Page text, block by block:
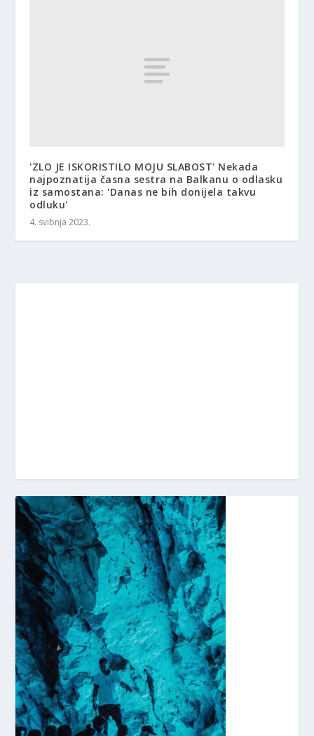
'ZLO JE ISKORISTILO MOJU SLABOST' Nekada
najpoznatija časna sestra na Balkanu o odlasku
iz samostana: 'Danas ne bih donijela takvu
odluku'
4. svibnja 2023.